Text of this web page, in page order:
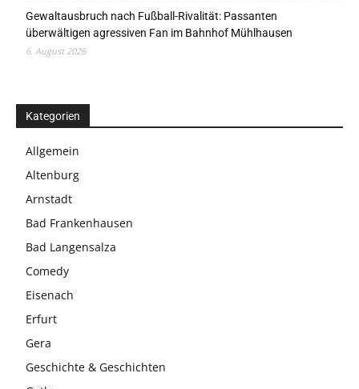
Gewaltausbruch nach Fußball-Rivalität: Passanten
überwältigen agressiven Fan im Bahnhof Mühlhausen
6. August 2026
Kategorien
Allgemein
Altenburg
Arnstadt
Bad Frankenhausen
Bad Langensalza
Comedy
Eisenach
Erfurt
Gera
Geschichte & Geschichten